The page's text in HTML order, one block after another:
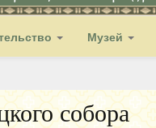
Музей
собора